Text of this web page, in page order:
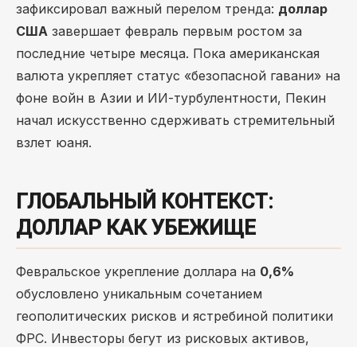
зафиксировал важный перелом тренда: доллар
США завершает февраль первым ростом за
последние четыре месяца. Пока американская
валюта укрепляет статус «безопасной гавани» на
фоне войн в Азии и ИИ-турбулентности, Пекин
начал искусственно сдерживать стремительный
взлет юаня.
ГЛОБАЛЬНЫЙ КОНТЕКСТ:
ДОЛЛАР КАК УБЕЖИЩЕ
Февральское укрепление доллара на 0,6%
обусловлено уникальным сочетанием
геополитических рисков и ястребиной политики
ФРС. Инвесторы бегут из рисковых активов,